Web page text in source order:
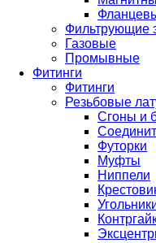
Фильтрующие
Газовые
Промывные
Фитинги
Фитинги
Резьбовые
Сгоны и
Футорки
Муфты
Ниппели